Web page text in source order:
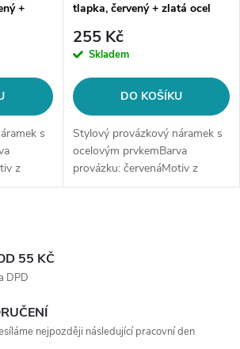
+
s
z
(2
tlapka, červený + zlatá ocel
255 Kč
Skladem
DO KOŠÍKU
Stylový provázkový náramek s
ocelovým prvkemBarva
provázku: červenáMotiv z
chirurgické oceli: psí tlapka,
55 KČ
DPD
nejpozději následující pracovní den